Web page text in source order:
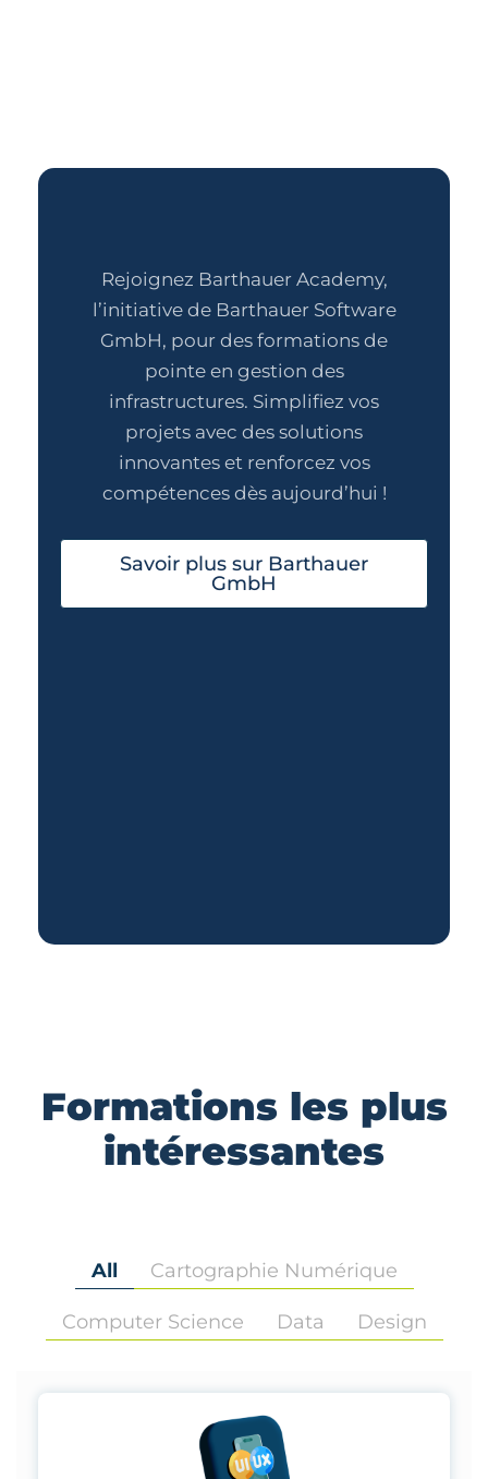
Rejoignez Barthauer Academy,
l’initiative de Barthauer Software
GmbH, pour des formations de
pointe en gestion des
infrastructures. Simplifiez vos
projets avec des solutions
innovantes et renforcez vos
compétences dès aujourd’hui !
Savoir plus sur Barthauer
GmbH
Formations les plus
intéressantes
All Cartographie Numérique
Computer Science Data Design